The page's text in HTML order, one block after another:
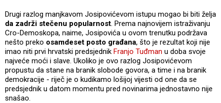
Drugi razlog manjkavom Josipovićevom istupu mogao bi biti želja
da zadrži stečenu popularnost. Prema najnovijem istraživanju
Cro-Demoskopa, naime, Josipovića u ovom trenutku podržava
nešto preko osamdeset posto građana, što je rezultat koji nije
imao niti prvi hrvatski predsjednik Franjo Tuđman u doba svoje
najveće moći i slave. Ukoliko je ovo razlog Josipovićevom
propustu da stane na branik slobode govora, a time i na branik
demokracije - riječ je o kudikamo lošijoj vijesti od one da se
predsjednik u datom momentu pred novinarima jednostavno nije
snašao.